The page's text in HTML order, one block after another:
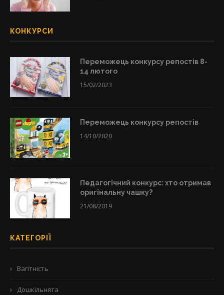
КОНКУРСИ
Переможець конкурсу репостів 8-
14 лютого
15/02/2023
Переможець конкурсу репостів
14/10/2020
Педагогічний конкурс: хто отримав
оригінальну чашку?
21/08/2019
КАТЕГОРІЇ
Вагітність
Дошкільнята